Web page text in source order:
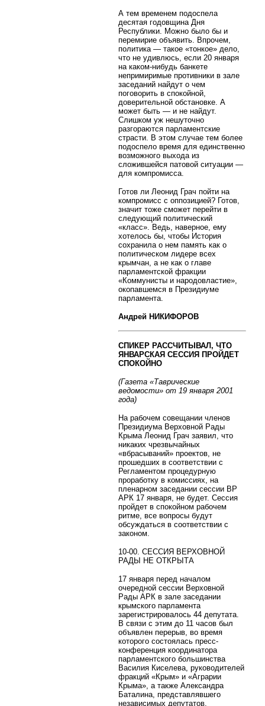
А тем временем подоспела
десятая годовщина Дня
Республики. Можно было бы и
перемирие объявить. Впрочем,
политика — такое «тонкое» дело,
что не удивлюсь, если 20 января
на каком-нибудь банкете
непримиримые противники в зале
заседаний найдут о чем
поговорить в спокойной,
доверительной обстановке. А
может быть — и не найдут.
Слишком уж нешуточно
разгораются парламентские
страсти. В этом случае тем более
подоспело время для единственно
возможного выхода из
сложившейся патовой ситуации —
для компромисса.
Готов ли Леонид Грач пойти на
компромисс с оппозицией? Готов,
значит тоже сможет перейти в
следующий политический
«класс». Ведь, наверное, ему
хотелось бы, чтобы История
сохранила о нем память как о
политическом лидере всех
крымчан, а не как о главе
парламентской фракции
«Коммунисты и народовластие»,
окопавшемся в Президиуме
парламента.
Андрей НИКИФОРОВ
СПИКЕР РАССЧИТЫВАЛ, ЧТО
ЯНВАРСКАЯ СЕССИЯ ПРОЙДЕТ
СПОКОЙНО
(Газета «Таврические
ведомости» от 19 января 2001
года)
На рабочем совещании членов
Президиума Верховной Рады
Крыма Леонид Грач заявил, что
никаких чрезвычайных
«вбрасываний» проектов, не
прошедших в соответствии с
Регламентом процедурную
проработку в комиссиях, на
пленарном заседании сессии ВР
АРК 17 января, не будет. Сессия
пройдет в спокойном рабочем
ритме, все вопросы будут
обсуждаться в соответствии с
законом.
10-00. СЕССИЯ ВЕРХОВНОЙ
РАДЫ НЕ ОТКРЫТА
17 января перед началом
очередной сессии Верховной
Рады АРК в зале заседании
крымского парламента
зарегистрировалось 44 депутата.
В связи с этим до 11 часов был
объявлен перерыв, во время
которого состоялась пресс-
конференция координатора
парламентского большинства
Василия Киселева, руководителей
фракций «Крым» и «Аграрии
Крыма», а также Александра
Баталина, представлявшего
независимых депутатов.